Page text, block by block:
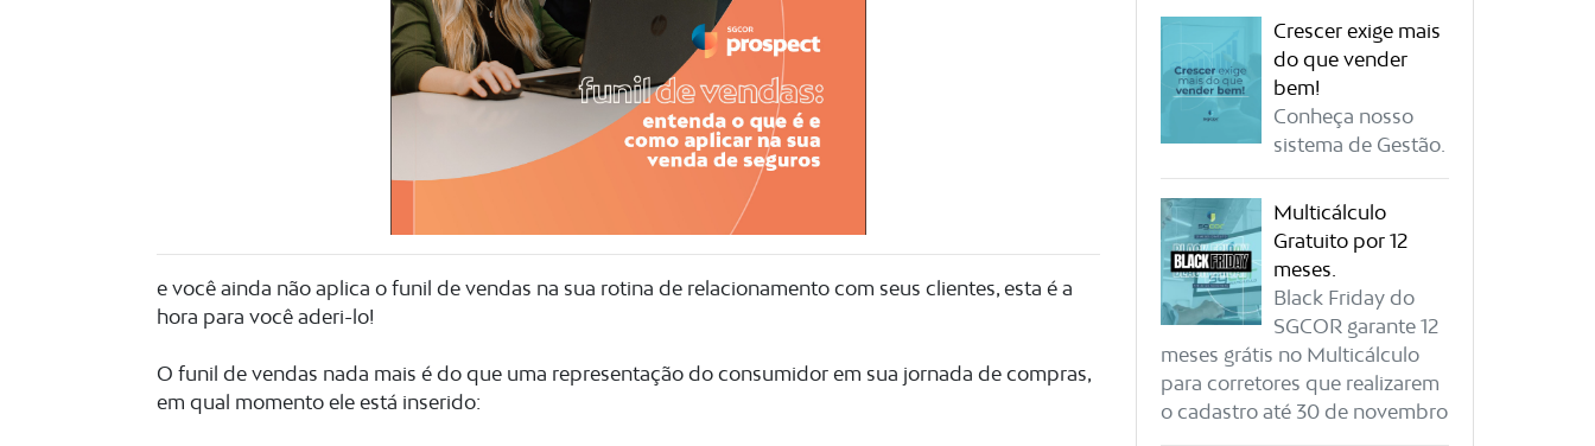
e você ainda não aplica o funil de vendas na sua rotina de relacionamento com seus clientes, esta é a
hora para você aderi-lo!
O funil de vendas nada mais é do que uma representação do consumidor em sua jornada de compras,
em qual momento ele está inserido:
Crescer exige mais
do que vender
bem!
Conheça nosso
sistema de Gestão.
Multicálculo
Gratuito por 12
meses.
Black Friday do
SGCOR garante 12
meses grátis no Multicálculo
para corretores que realizarem
o cadastro até 30 de novembro